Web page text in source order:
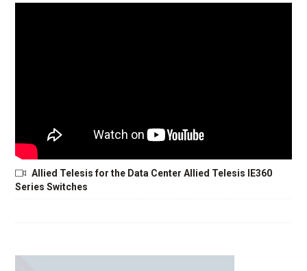
Allied Telesis for the Data Center Allied Telesis IE360
Series Switches